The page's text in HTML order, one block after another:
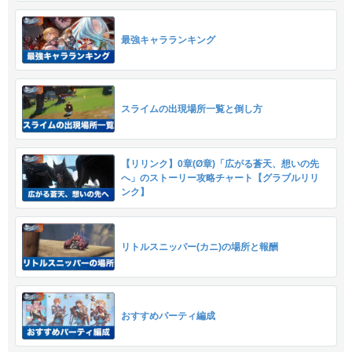
最強キャラランキング
スライムの出現場所一覧と倒し方
【リリンク】0章(Ø章)「広がる蒼天、想いの先
へ」のストーリー攻略チャート【グラブルリリ
ンク】
リトルスニッパー(カニ)の場所と報酬
おすすめパーティ編成